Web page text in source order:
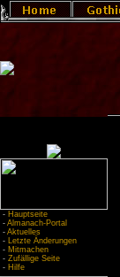
- Hauptseite
- Almanach-Portal
- Aktuelles
- Letzte Änderungen
- Mitmachen
- Zufällige Seite
- Hilfe